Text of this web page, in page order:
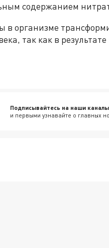
содержанием
в организме
так как в
Подписывайтесь на наши каналы
и первыми узнавайте о главных